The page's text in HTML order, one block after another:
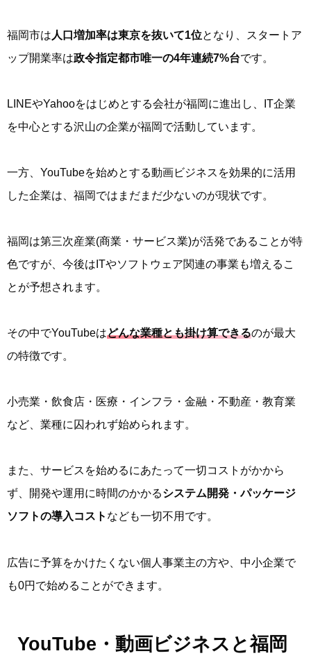
福岡市は 人口増加率は東京を抜いて1位となり、スタートア
ップ開業率は政令指定都市唯一の4年連続7%台です。
LINEやYahooをはじめとする会社が福岡に進出し、IT企業
を中心とする沢山の企業が福岡で活動しています。
一方、YouTubeを始めとする動画ビジネスを効果的に活用
した企業は、福岡ではまだまだ少ないのが現状です。
福岡は第三次産業(商業・サービス業)が活発であることが特
色ですが、今後はITやソフトウェア関連の事業も増えるこ
とが予想されます。
その中でYouTubeはどんな業種とも掛け算できるのが最大
の特徴です。
小売業・飲食店・医療・インフラ・金融・不動産・教育業
など、業種に囚われず始められます。
また、サービスを始めるにあたって一切コストがかから
ず、開発や運用に時間のかかるシステム開発・パッケージ
ソフトの導入コスト なども一切不用です。
広告に予算をかけたくない個人事業主の方や、中小企業で
も0円で始めることができます。
YouTube・動画ビジネスと福岡